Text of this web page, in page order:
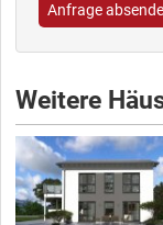
Anfrage
Weitere